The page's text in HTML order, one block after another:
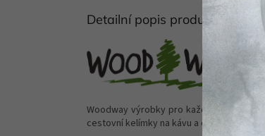
Detailní popis produktu
Woodway výrobky pro každodenní
cestovní kelímky na kávu a čaj.